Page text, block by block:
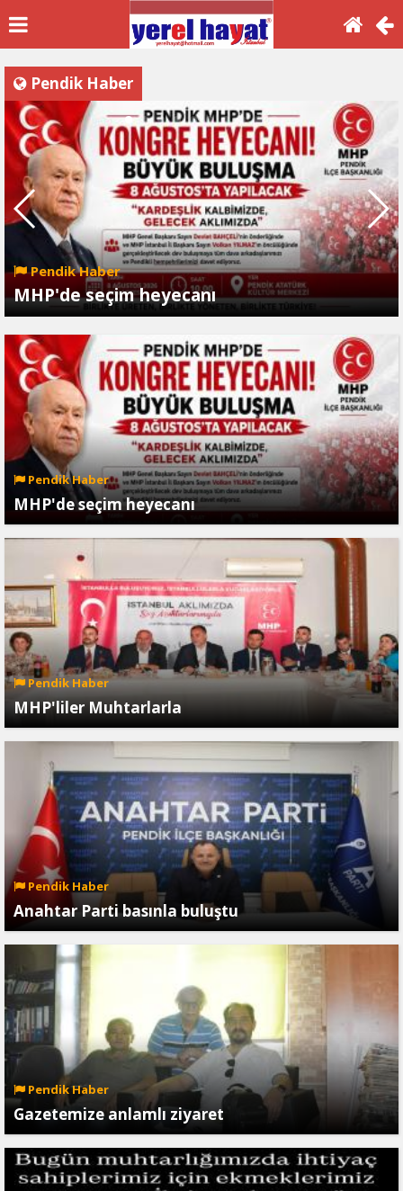
Pendik Haber
Pendik Haber
MHP'de seçim heyecanı
Pendik Haber
MHP'de seçim heyecanı
Pendik Haber
MHP'liler Muhtarlarla
Pendik Haber
Anahtar Parti basınla buluştu
Pendik Haber
Gazetemize anlamlı ziyaret